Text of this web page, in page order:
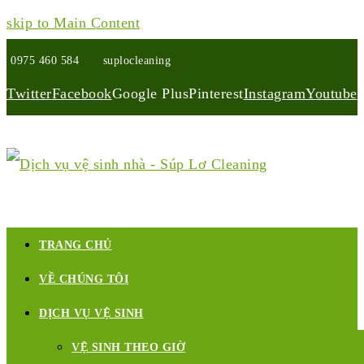
skip to Main Content
0975 460 584 suplocleaning
TwitterFacebookGoogle PlusPinterestInstagramYoutube
TRANG CHỦ
VỀ CHÚNG TÔI
DỊCH VỤ VỆ SINH
VỆ SINH THEO GIỜ